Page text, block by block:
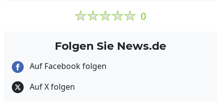
0
Folgen Sie News.de
Auf Facebook folgen
Auf X folgen